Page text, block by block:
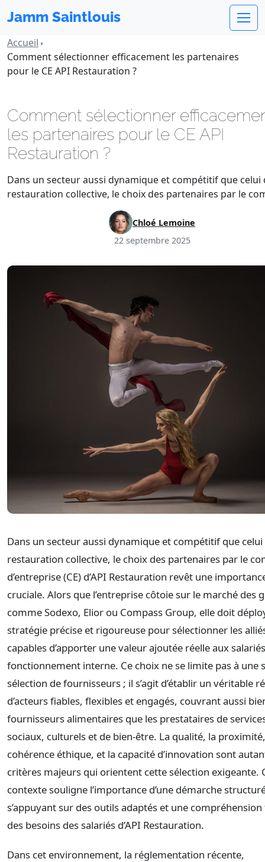
Jamm Saintlouis
Accueil
Comment sélectionner efficacement les partenaires
pour le CE API Restauration ?
Comment sélectionner
les partenaires pour le CE API
Restauration ?
Dans un secteur aussi dynamique et compétitif que celui
restauration collective, le choix des partenaires par le
Chloé Lemoine
22 septembre 2025
Dans un secteur aussi dynamique et compétitif que celui
restauration collective, le choix des partenaires par le
d’entreprise (CE) d’API Restauration revêt une
cruciale. Alors que l’entreprise côtoie sur le marché des
comme Sodexo, Elior ou Compass Group, elle doit
stratégie précise et rigoureuse pour sélectionner les
capables d’apporter une valeur ajoutée réelle aux
fonctionnement interne. Ce choix ne se limite pas à une
sélection de fournisseurs ; il s’agit d’établir un véritable
d’acteurs fiables, flexibles et engagés, couvrant aussi
fournisseurs alimentaires que les prestataires de
sociaux, culturels et de bien-être. La qualité, la
cohérence éthique, et la capacité d’innovation sont
critères majeurs qui orientent cette sélection exigeante.
contexte souligne l’importance d’une démarche
s’appuyant sur des outils adaptés et une
des besoins des salariés d’API Restauration.
Dans cet environnement, la réglementation récente,